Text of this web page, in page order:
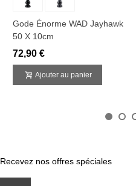
Gode Énorme WAD Jayhawk
50 X 10cm
72,90 €
Ajouter au panier
Recevez nos offres spéciales